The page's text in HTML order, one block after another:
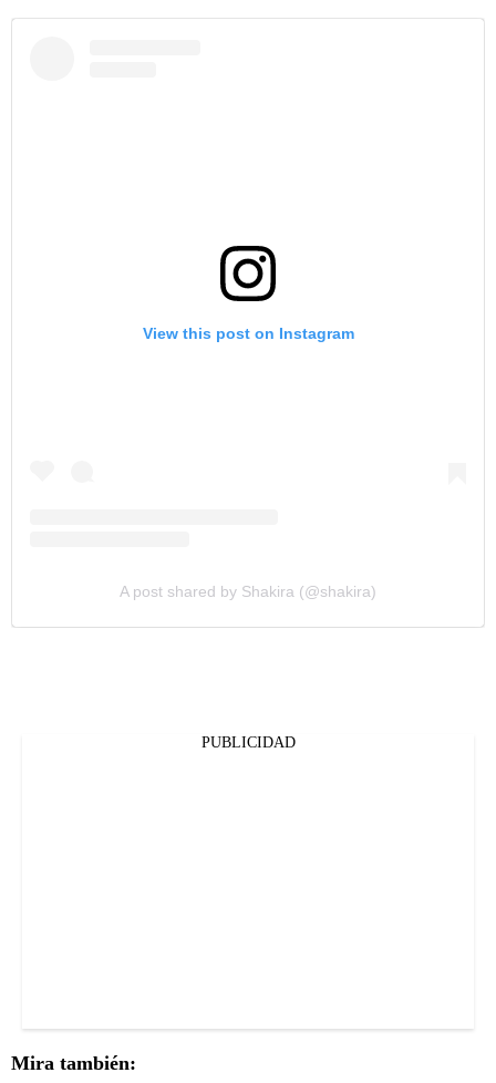
View this post on Instagram
A post shared by Shakira (@shakira)
PUBLICIDAD
Mira también: